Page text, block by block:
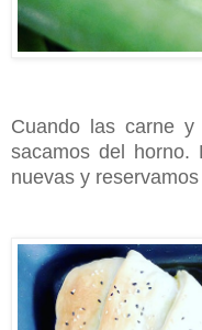
Cuando las carne
sacamos del horno.
nuevas y